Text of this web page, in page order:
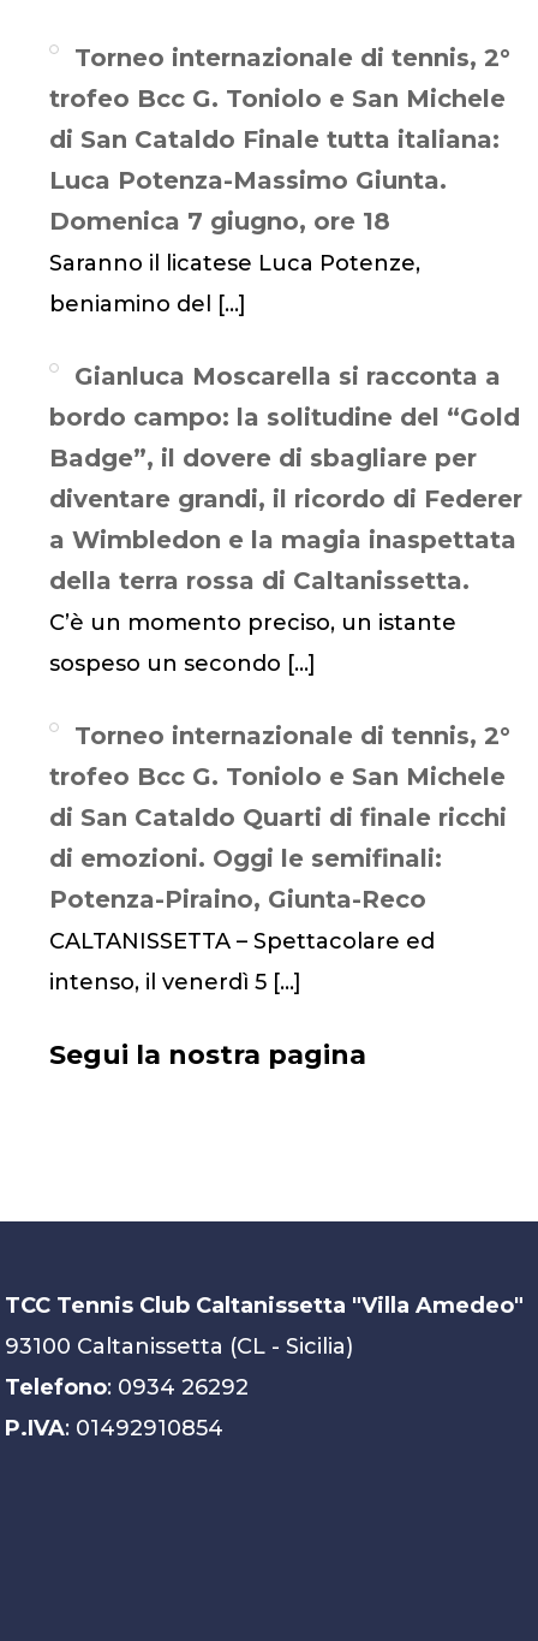
Torneo internazionale di tennis, 2°
trofeo Bcc G. Toniolo e San Michele
di San Cataldo Finale tutta italiana:
Luca Potenza-Massimo Giunta.
Domenica 7 giugno, ore 18
Saranno il licatese Luca Potenze,
beniamino del
[…]
Gianluca Moscarella si racconta a
bordo campo: la solitudine del “Gold
Badge”, il dovere di sbagliare per
diventare grandi, il ricordo di Federer
a Wimbledon e la magia inaspettata
della terra rossa di Caltanissetta.
C’è un momento preciso, un istante
sospeso un secondo […]
Torneo internazionale di tennis, 2°
trofeo Bcc G. Toniolo e San Michele
di San Cataldo Quarti di finale ricchi
di emozioni. Oggi le semifinali:
Potenza-Piraino, Giunta-Reco
CALTANISSETTA – Spettacolare ed
intenso, il venerdì 5 […]
Segui la nostra pagina
TCC Tennis Club Caltanissetta "Villa Amedeo"
93100 Caltanissetta (CL - Sicilia)
Telefono: 0934 26292
P.IVA: 01492910854